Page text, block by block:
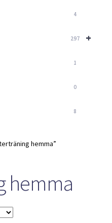
4
+
297
1
0
8
hemma”
hemma